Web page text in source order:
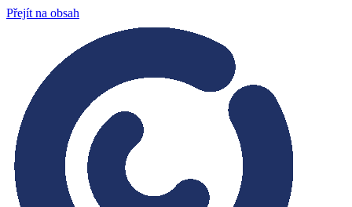
Přejít na obsah